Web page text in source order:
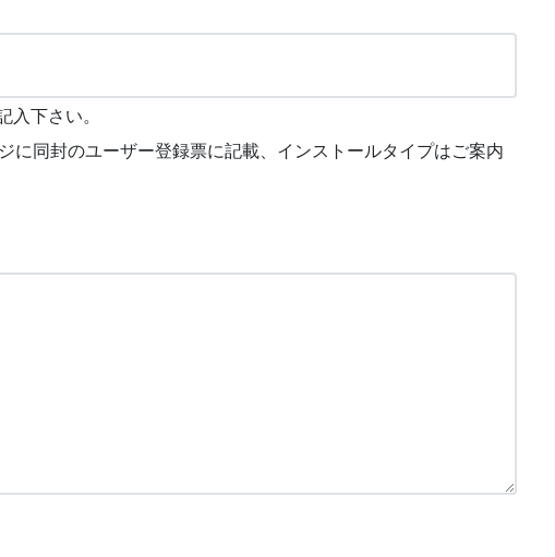
入下さい。
に同封のユーザー登録票に記載、インストールタイプはご案内